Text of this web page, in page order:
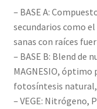
– BASE A:
secundarios como
sanas con raíces
– BASE B: Blend
MAGNESIO, óptimo
fotosíntesis natural,
– VEGE: Nitrógeno,